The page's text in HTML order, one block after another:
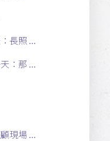
長照 ...
：那 ...
現場 ...